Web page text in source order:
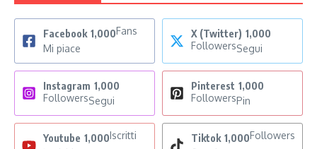
Facebook 1,000Fans
Mi piace
X (Twitter) 1,000
FollowersSegui
Instagram 1,000
FollowersSegui
Pinterest 1,000
FollowersPin
Youtube 1,000Iscritti
Tiktok 1,000Followers